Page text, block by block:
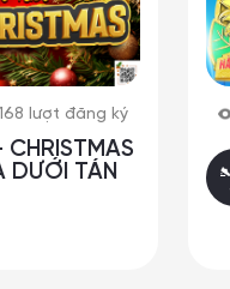
lượt đăng ký
CHRISTMAS
DƯỚI TÁN